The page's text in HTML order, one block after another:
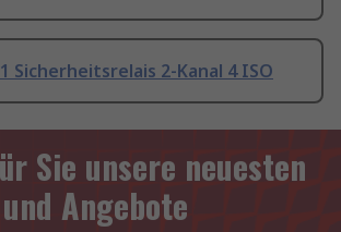
Sicherheitsrelais 2-Kanal 4 ISO
Sie unsere neuesten
Angebote